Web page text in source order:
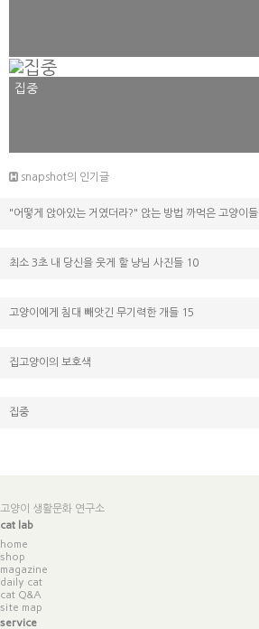
집중
snapshot의 인기글
"어떻게 앉아있는 거였더라?" 앉는 방법 까먹은 고양이들
최소 3초 내 당신을 웃게 할 냥님 사진들 10
고양이에게 침대 빼앗긴 무기력한 개들 15
집고양이의 보호색
집중
고양이 생활문화 연구소
cat lab
home
shop
magazine
daily cat
cat Q&A
site map
service